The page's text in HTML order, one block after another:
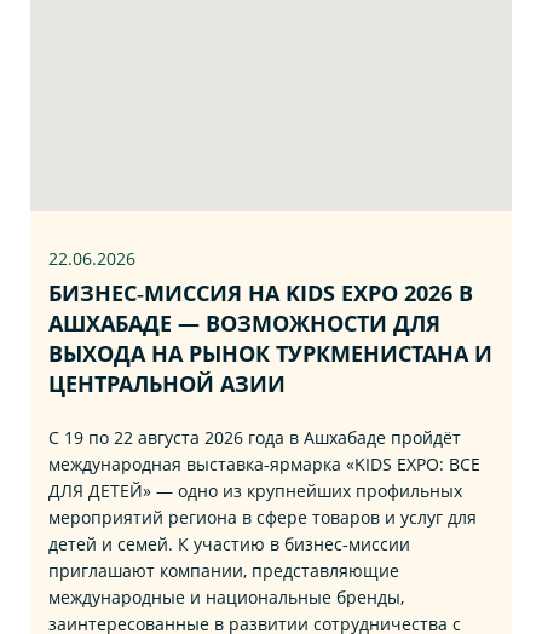
22.06.2026
БИЗНЕС‑МИССИЯ НА KIDS EXPO 2026 В
АШХАБАДЕ — ВОЗМОЖНОСТИ ДЛЯ
ВЫХОДА НА РЫНОК ТУРКМЕНИСТАНА И
ЦЕНТРАЛЬНОЙ АЗИИ
С 19 по 22 августа 2026 года в Ашхабаде пройдёт
международная выставка‑ярмарка «KIDS EXPO: ВСЕ
ДЛЯ ДЕТЕЙ» — одно из крупнейших профильных
мероприятий региона в сфере товаров и услуг для
детей и семей. К участию в бизнес‑миссии
приглашают компании, представляющие
международные и национальные бренды,
заинтересованные в развитии сотрудничества с